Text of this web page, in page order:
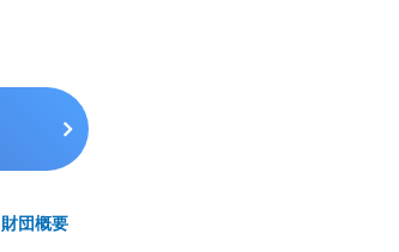
財団概要